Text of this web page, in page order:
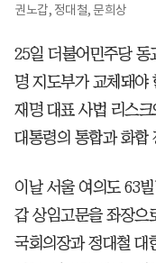
권노갑, 정대철, 문희상
25일 더불어민주당 동
명 지도부가 교체돼야
재명 대표 사법 리스
대통령의 통합과 화합
이날 서울 여의도 63
갑 상임고문을 좌장으
국회의장과 정대철 대